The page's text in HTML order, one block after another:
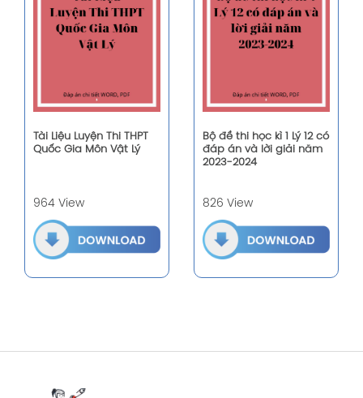
Tài Liệu Luyện Thi THPT
Quốc Gia Môn Vật Lý
964 View
Bộ đề thi học kì 1 Lý 12 có
đáp án và lời giải năm
2023-2024
826 View